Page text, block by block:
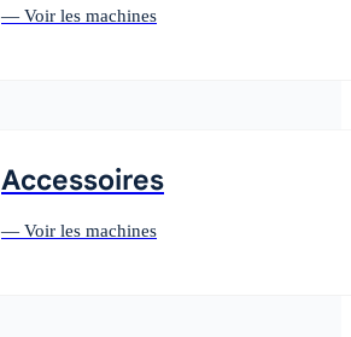
— Voir les machines
Accessoires
— Voir les machines